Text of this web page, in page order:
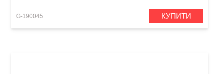
G-190045 КУПИТИ